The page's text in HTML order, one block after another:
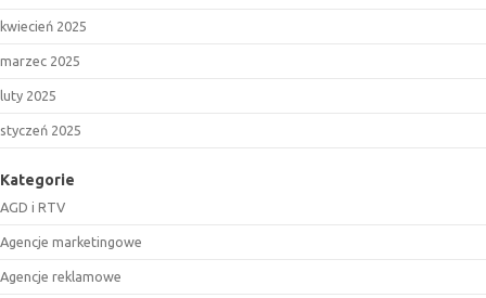
kwiecień 2025
marzec 2025
luty 2025
styczeń 2025
Kategorie
AGD i RTV
Agencje marketingowe
Agencje reklamowe